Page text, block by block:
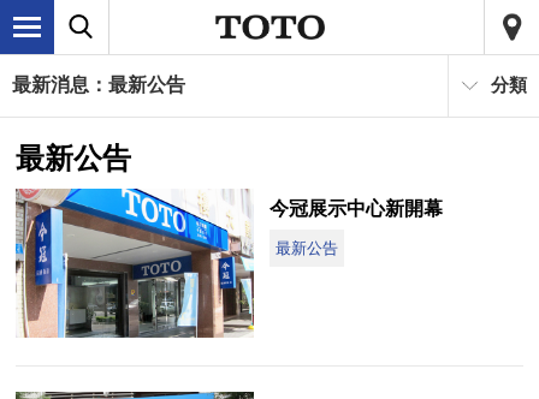
最新消息：最新公告 分類
最新公告
今冠展示中心新開幕
最新公告